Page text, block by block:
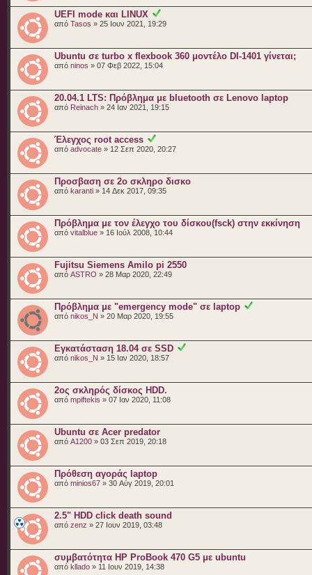
UEFI mode και LINUX
από Tasos » 25 Ιουν 2021, 19:29
Ubuntu σε turbo x flexbook 360 μοντέλο DI-1401 γίνεται;
από ninos » 07 Φεβ 2022, 15:04
20.04.1 LTS: Πρόβλημα με bluetooth σε Lenovo laptop
από Reinach » 24 Ιαν 2021, 19:15
Έλεγχος root access
από advocate » 12 Σεπ 2020, 20:27
Προσβαση σε 2ο σκληρο δισκο
από karanti » 14 Δεκ 2017, 09:35
Πρόβλημα με τον έλεγχο του δίσκου(fsck) στην εκκίνηση
από vitalblue » 16 Ιούλ 2008, 10:44
Fujitsu Siemens Amilo pi 2550
από ASTRO » 28 Μαρ 2020, 22:49
Πρόβλημα με "emergency mode" σε laptop
από nikos_N » 20 Μαρ 2020, 19:55
Eγκατάσταση 18.04 σε SSD
από nikos_N » 15 Ιαν 2020, 18:57
2ος σκληρός δίσκος HDD.
από mpiftekis » 07 Ιαν 2020, 11:08
Ubuntu σε Acer predator
από A1200 » 03 Σεπ 2019, 20:18
Πρόθεση αγοράς laptop
από minios67 » 30 Αύγ 2019, 20:01
2.5" HDD click death sound
από zenz » 27 Ιουν 2019, 03:48
συμβατότητα HP ProBook 470 G5 με ubuntu
από kllado » 11 Ιουν 2019, 14:38